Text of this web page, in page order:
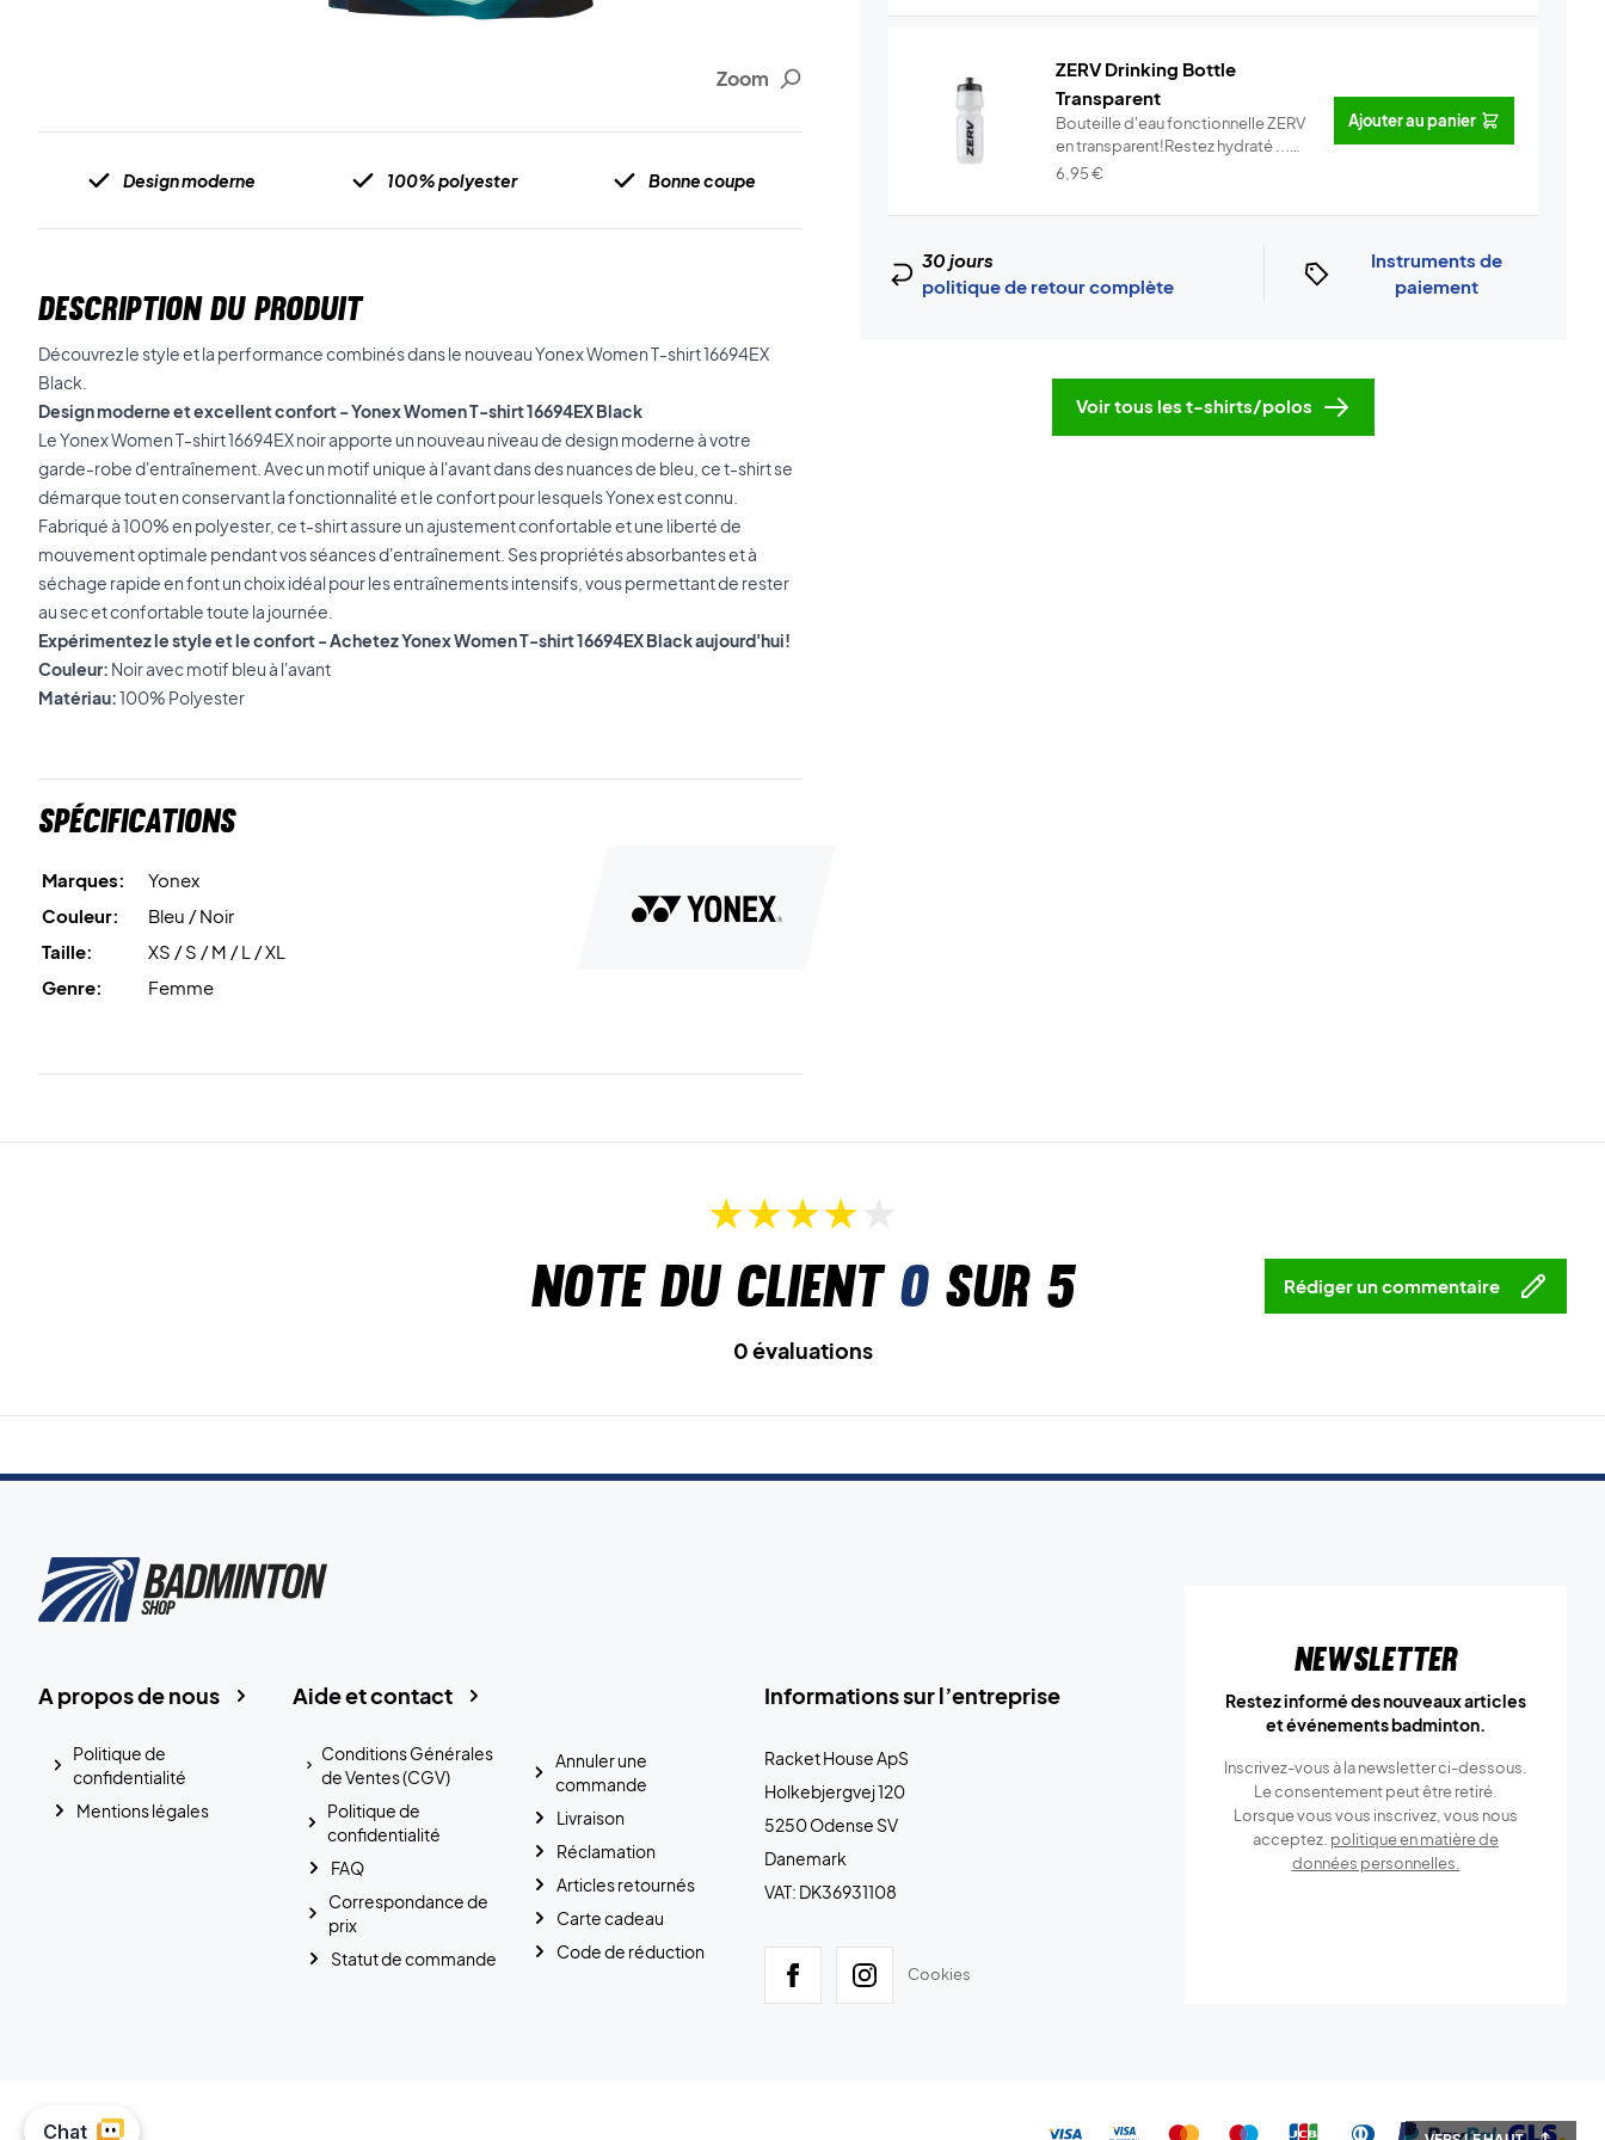
Zoom
Design moderne 100% polyester Bonne coupe
DESCRIPTION DU PRODUIT
Découvrez le style et la performance combinés dans le nouveau Yonex Women T-shirt 16694EX
Black.
Design moderne et excellent confort - Yonex Women T-shirt 16694EX Black
Le Yonex Women T-shirt 16694EX noir apporte un nouveau niveau de design moderne à votre
garde-robe d'entraînement. Avec un motif unique à l'avant dans des nuances de bleu, ce t-shirt se
démarque tout en conservant la fonctionnalité et le confort pour lesquels Yonex est connu.
Fabriqué à 100% en polyester, ce t-shirt assure un ajustement confortable et une liberté de
mouvement optimale pendant vos séances d'entraînement. Ses propriétés absorbantes et à
séchage rapide en font un choix idéal pour les entraînements intensifs, vous permettant de rester
au sec et confortable toute la journée.
Expérimentez le style et le confort - Achetez Yonex Women T-shirt 16694EX Black aujourd'hui!
Couleur: Noir avec motif bleu à l'avant
Matériau:100% Polyester
Spécifications
Marques:
Yonex
Couleur:
Bleu / Noir
Taille:
XS / S / M / L / XL
Genre:
Femme
ZERV Drinking Bottle
Transparent
Bouteille d'eau fonctionnelle ZERV
en transparent!Restez hydraté ...
Info
6,95€
Ajouter au panier
30 jours
politique de retour complète
Instruments de
paiement
Voir tous les t-shirts/polos
Note du client 0sur 5 Rédiger un commentaire
0 évaluations
Informations sur l’entreprise
Racket House ApS
Holkebjergvej 120
5250 Odense SV
Danemark
VAT: DK36931108
Cookies
Aide et contact
Conditions Générales
de Ventes (CGV)
Politique de
confidentialité
FAQ
Correspondance de
prix
Statut de commande
Annuler une
commande
Livraison
Réclamation
Articles retournés
Carte cadeau
Code de réduction
A propos de nous
Politique de
confidentialité
Mentions légales
Newsletter
Restez informé des nouveaux articles
et événements badminton.
Inscrivez-vous à la newsletter ci-dessous.
Le consentement peut être retiré.
Lorsque vous vous inscrivez, vous nous
acceptez. politique en matière de
données personnelles.